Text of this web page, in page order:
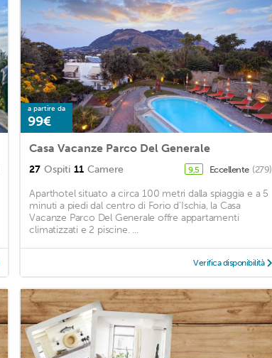
a partire da
99€
Casa Vacanze Parco Del Generale
27 Ospiti 11 Camere 9,5 Eccellente (279)
Aparthotel situato a circa 100 metri dalla spiaggia e a 5
minuti a piedi dal centro di Forio d'Ischia, la Casa
Vacanze Parco Del Generale offre appartamenti
climatizzati e 2 piscine. ...
Verifica disponibilità